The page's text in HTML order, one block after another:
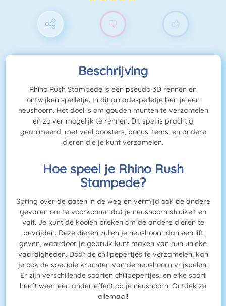
Beschrijving
Rhino Rush Stampede is een pseudo-3D rennen en
ontwijken spelletje. In dit arcadespelletje ben je een
neushoorn. Het doel is om gouden munten te verzamelen
en zo ver mogelijk te rennen. Dit spel is prachtig
geanimeerd, met veel boosters, bonus items, en andere
dieren die je kunt verzamelen.
Hoe speel je Rhino Rush
Stampede?
Spring over de gaten in de weg en vermijd ook de andere
gevaren om te voorkomen dat je neushoorn struikelt en
valt. Je kunt de kooien breken om de andere dieren te
bevrijden. Deze dieren zullen je neushoorn dan een lift
geven, waardoor je gebruik kunt maken van hun unieke
vaardigheden. Door de chilipepertjes te verzamelen, kan
je ook de speciale krachten van de neushoorn vrijspelen.
Er zijn verschillende soorten chilipepertjes, en elke soort
heeft weer een ander effect op je neushoorn. Ontdek ze
allemaal!